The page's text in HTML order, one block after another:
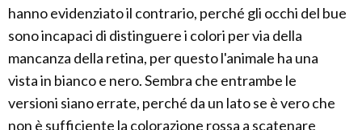
hanno evidenziato il contrario, perché gli occhi del bue
sono incapaci di distinguere i colori per via della
mancanza della retina, per questo l'animale ha una
vista in bianco e nero. Sembra che entrambe le
versioni siano errate, perché da un lato se è vero che
non è sufficiente la colorazione rossa a scatenare